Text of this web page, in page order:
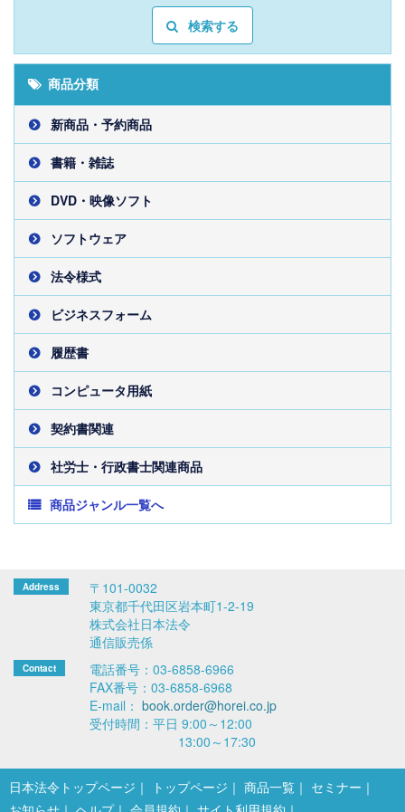
検索する
商品分類
新商品・予約商品
書籍・雑誌
DVD・映像ソフト
ソフトウェア
法令様式
ビジネスフォーム
履歴書
コンピュータ用紙
契約書関連
社労士・行政書士関連商品
商品ジャンル一覧へ
〒101-0032
東京都千代田区岩本町1-2-19
株式会社日本法令
通信販売係
電話番号：03-6858-6966
FAX番号：03-6858-6968
E-mail： book.order@horei.co.jp
受付時間：平日 9:00～12:00
13:00～17:30
日本法令トップページ トップページ 商品一覧
セミナー